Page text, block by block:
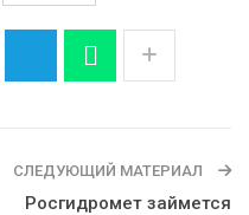
СЛЕДУЮЩИЙ МАТЕРИАЛ
Росгидромет займется